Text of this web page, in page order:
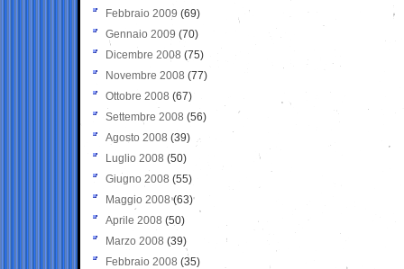
Febbraio 2009 (69)
Gennaio 2009 (70)
Dicembre 2008 (75)
Novembre 2008 (77)
Ottobre 2008 (67)
Settembre 2008 (56)
Agosto 2008 (39)
Luglio 2008 (50)
Giugno 2008 (55)
Maggio 2008(63)
Aprile 2008 (50)
Marzo 2008 (39)
Febbraio 2008 (35)